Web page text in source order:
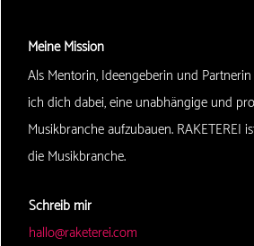
Meine Mission
Als Mentorin, Ideengeberin und
ich dich dabei, eine unabhängige und
Musikbranche aufzubauen. RAKETEREI
die Musikbranche.
Schreib mir
hallo@raketerei.com